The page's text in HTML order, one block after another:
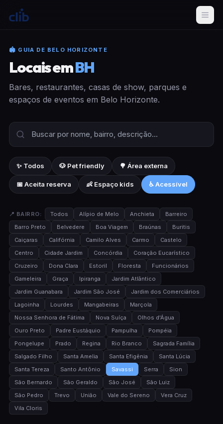
🏟 GUIA DE BELO HORIZONTE
Locais emBH
Bares, restaurantes, casas de show, parques e
espaços de eventos em Belo Horizonte.
✨ Todos 🐶 Pet friendly 🌳 Área externa
📅 Aceita reserva 👶 Espaço kids ♿ Acessível
📍 BAIRRO: Todos Alípio de Melo Anchieta
Barreiro
Barro Preto
Belvedere Boa Viagem Braúnas
Buritis
Caiçaras
Califórnia Camilo Alves Carmo
Castelo
Centro
Cidade Jardim Concórdia
Coração Eucarístico
Cruzeiro
Dona Clara Estoril Floresta
Funcionários
Gameleira
Graça Ipiranga
Jardim Atlântico
Jardim Guanabara
Jardim São José
Jardim dos Comerciários
Lagoinha
Lourdes Mangabeiras
Marçola
Nossa Senhora de Fátima
Nova Suíça
Olhos d'Água
Ouro Preto
Padre Eustáquio Pampulha
Pompéia
Pongelupe
Prado Regina Rio Branco
Sagrada Família
Salgado Filho
Santa Amelia Santa Efigênia
Santa Lúcia
Santa Tereza
Santo Antônio Savassi Serra
Sion
São Bernardo
São Geraldo São José
São Luiz
São Pedro
Trevo União Vale do Sereno
Vera Cruz
Vila Cloris